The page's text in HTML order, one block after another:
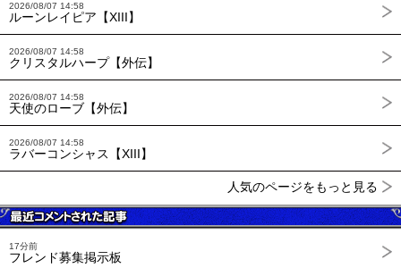
2026/08/07 14:58
ルーンレイピア【XIII】
2026/08/07 14:58
クリスタルハープ【外伝】
2026/08/07 14:58
天使のローブ【外伝】
2026/08/07 14:58
ラバーコンシャス【XIII】
人気のページをもっと見る
17分前
フレンド募集掲示板